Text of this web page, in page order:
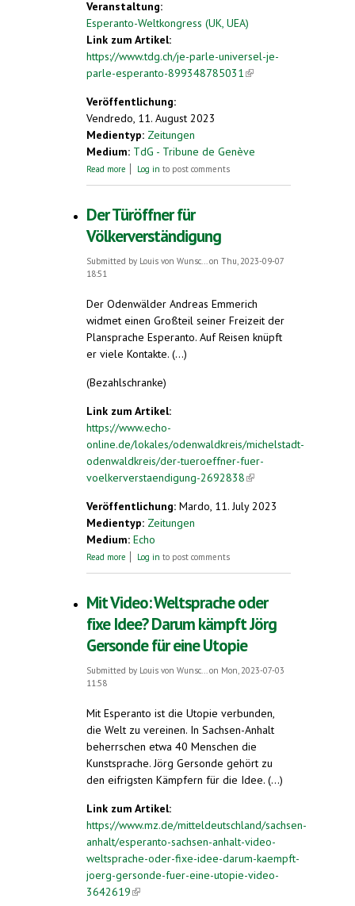
Veranstaltung:
Esperanto-Weltkongress (UK, UEA)
Link zum Artikel:
https://www.tdg.ch/je-parle-universel-je-
parle-esperanto-899348785031(link is
Veröffentlichung:
Vendredo, 11. August 2023
Medientyp: Zeitungen
Medium: TdG - Tribune de Genève
Read more about Je parle universel, je parle espéranto
Log in to post comments
Der Türöffner für
Völkerverständigung
Submitted by Louis von Wunsc...on Thu, 2023-09-07
18:51
Der Odenwälder Andreas Emmerich
widmet einen Großteil seiner Freizeit der
Plansprache Esperanto. Auf Reisen knüpft
er viele Kontakte. (...)
(Bezahlschranke)
Link zum Artikel:
https://www.echo-
online.de/lokales/odenwaldkreis/michelstadt-
odenwaldkreis/der-tueroeffner-fuer-
voelkerverstaendigung-2692838(link is
Veröffentlichung: Mardo, 11. July 2023
Medientyp: Zeitungen
Medium: Echo
Read more about Der Türöffner für Völkerverständigung
Log in to post comments
Mit Video: Weltsprache oder
fixe Idee? Darum kämpft Jörg
Gersonde für eine Utopie
Submitted by Louis von Wunsc...on Mon, 2023-07-03
11:58
Mit Esperanto ist die Utopie verbunden,
die Welt zu vereinen. In Sachsen-Anhalt
beherrschen etwa 40 Menschen die
Kunstsprache. Jörg Gersonde gehört zu
den eifrigsten Kämpfern für die Idee. (...)
Link zum Artikel:
https://www.mz.de/mitteldeutschland/sachsen-
anhalt/esperanto-sachsen-anhalt-video-
weltsprache-oder-fixe-idee-darum-kaempft-
joerg-gersonde-fuer-eine-utopie-video-
3642619(link is external)